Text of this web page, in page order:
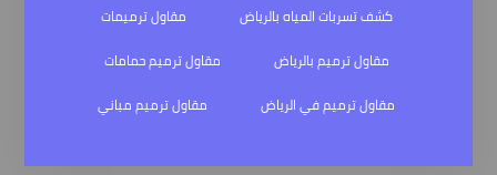
كشف تسربات المياه بالرياض
مقاول ترميمات
مقاول ترميم بالرياض
مقاول ترميم حمامات
مقاول ترميم في الرياض
مقاول ترميم مباني